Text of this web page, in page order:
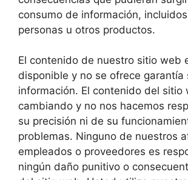
consumo de información,
personas u otros productos.
El contenido de nuestro sitio web
disponible y no se ofrece garantía
información. El contenido del sitio
cambiando y no nos hacemos
su precisión ni de su
problemas. Ninguno de nuestros
empleados o proveedores es
ningún daño punitivo o